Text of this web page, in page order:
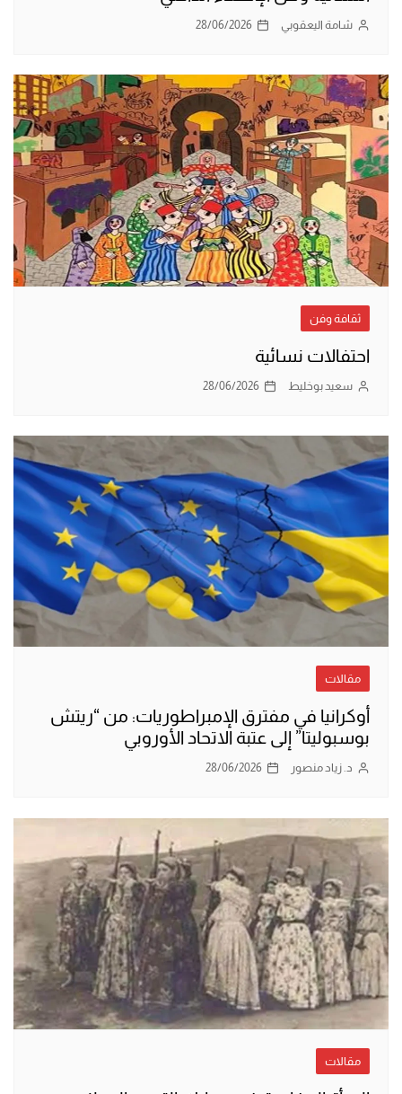
شامة اليعقوبي 28/06/2026
ثقافة وفن
احتفالات نسائية
سعيد بوخليط 28/06/2026
مقالات
أوكرانيا في مفترق الإمبراطوريات: من “ريتش
بوسبوليتا” إلى عتبة الاتحاد الأوروبي
د. زياد منصور 28/06/2026
مقالات